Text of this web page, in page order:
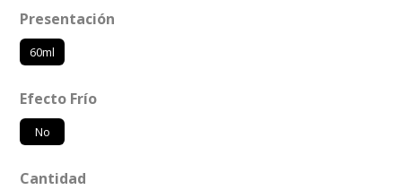
Presentación
60ml
Efecto Frío
No
Cantidad